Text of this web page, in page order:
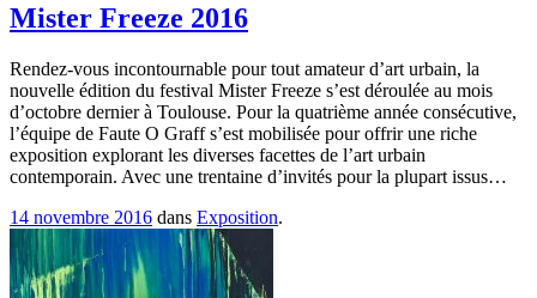
Mister Freeze 2016
Rendez-vous incontournable pour tout amateur d’art urbain, la
nouvelle édition du festival Mister Freeze s’est déroulée au mois
d’octobre dernier à Toulouse. Pour la quatrième année consécutive,
l’équipe de Faute O Graff s’est mobilisée pour offrir une riche
exposition explorant les diverses facettes de l’art urbain
contemporain. Avec une trentaine d’invités pour la plupart issus…
14 novembre 2016 dans Exposition.